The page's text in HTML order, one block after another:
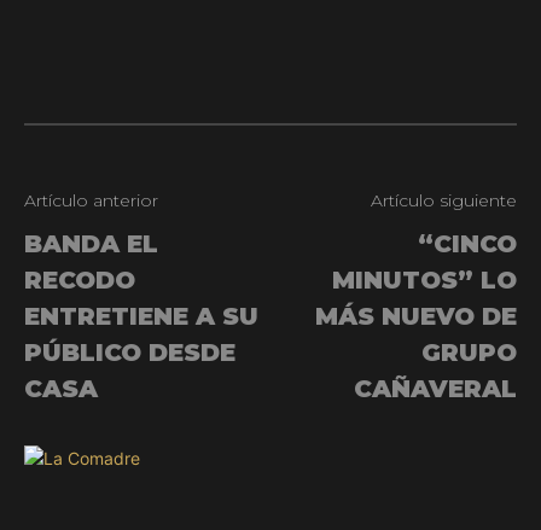
Artículo anterior
BANDA EL
RECODO
ENTRETIENE A SU
PÚBLICO DESDE
CASA
Artículo siguiente
“CINCO
MINUTOS” LO
MÁS NUEVO DE
GRUPO
CAÑAVERAL